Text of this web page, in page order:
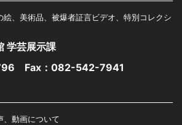
、美術品、被爆者証言ビデオ、特別コレクシ
学芸展示課
Fax：082-542-7941
、動画について